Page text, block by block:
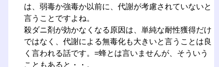
は、弱毒か強毒か以前に、代謝が考慮されていないと
言うことですよね。
殺ダニ剤が効かなくなる原因は、単純な耐性獲得だけ
ではなく、代謝による無毒化も大きいと言うことは良
く言われる話です。=蜂とは言いませんが、そういう
こともあると・・。